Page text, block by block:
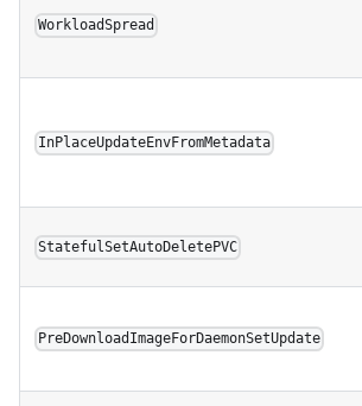
WorkloadSpread
InPlaceUpdateEnvFromMetadata
StatefulSetAutoDeletePVC
PreDownloadImageForDaemonSetUpdate